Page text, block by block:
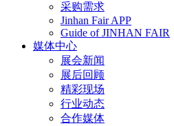
采购需求
Jinhan Fair APP
Guide of JINHAN FAIR
媒体中心
展会新闻
展后回顾
精彩现场
行业动态
合作媒体